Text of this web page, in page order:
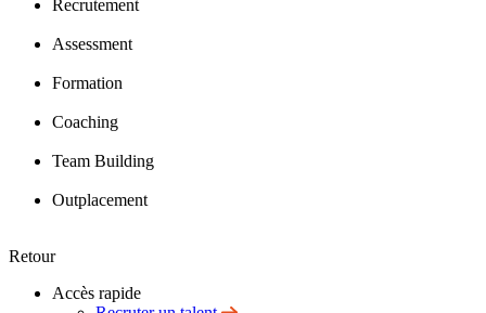
Recrutement
Assessment
Formation
Coaching
Team Building
Outplacement
Retour
Accès rapide